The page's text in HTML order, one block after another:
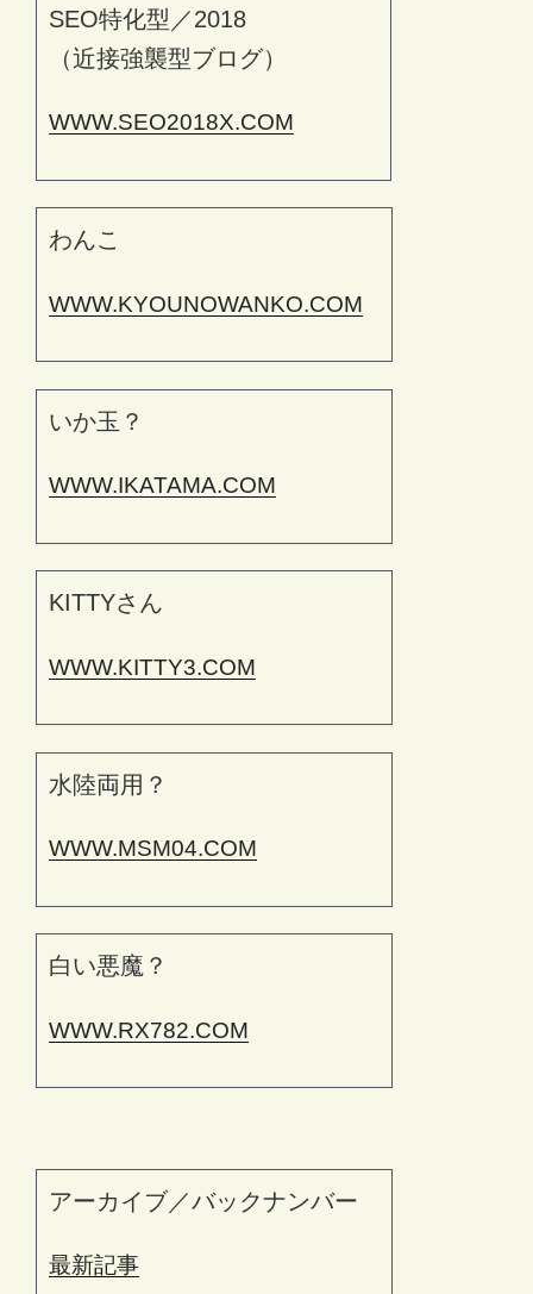
SEO特化型／2018
（近接強襲型ブログ）
WWW.SEO2018X.COM
わんこ
WWW.KYOUNOWANKO.COM
いか玉？
WWW.IKATAMA.COM
KITTYさん
WWW.KITTY3.COM
水陸両用？
WWW.MSM04.COM
白い悪魔？
WWW.RX782.COM
アーカイブ／バックナンバー
最新記事